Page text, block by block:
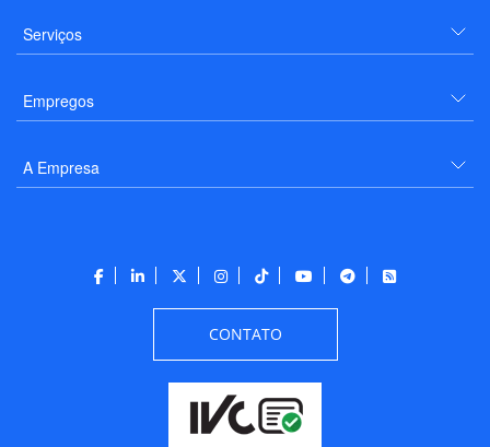
Serviços
Empregos
A Empresa
CONTATO